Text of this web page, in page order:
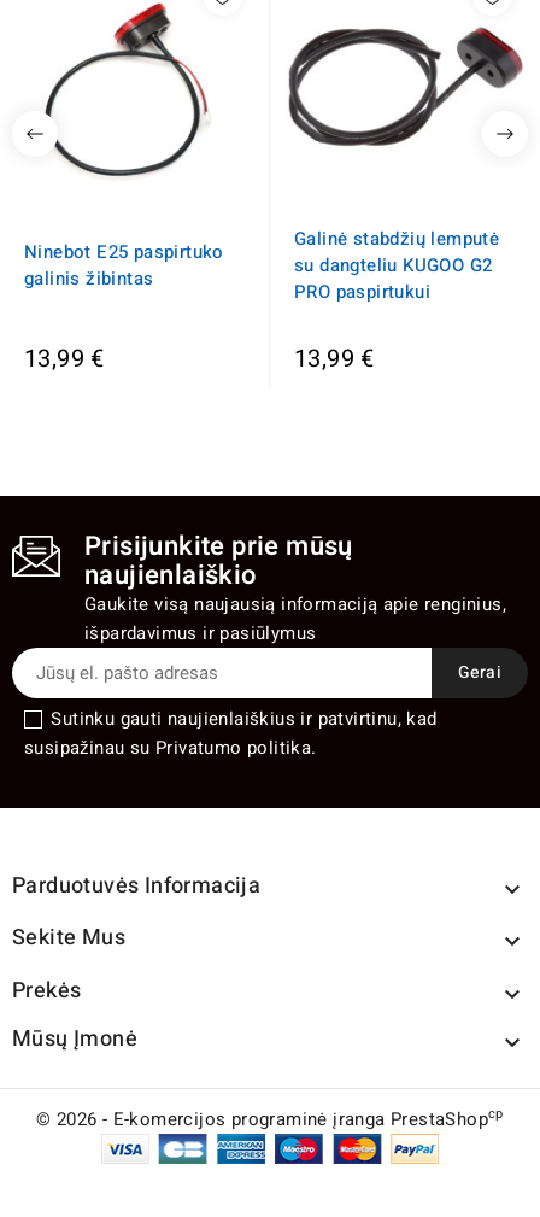
Ninebot E25 paspirtuko
galinis žibintas
13,99 €
Galinė stabdžių lemputė
su dangteliu KUGOO G2
PRO paspirtukui
13,99 €
Prisijunkite prie mūsų
naujienlaiškio
Gaukite visą naujausią informaciją apie renginius,
išpardavimus ir pasiūlymus
Sutinku gauti naujienlaiškius ir patvirtinu, kad
susipažinau su Privatumo politika.
Parduotuvės Informacija 
Sekite Mus 
Prekės 
Mūsų Įmonė 
© 2026 - E-komercijos programinė įranga PrestaShopcp